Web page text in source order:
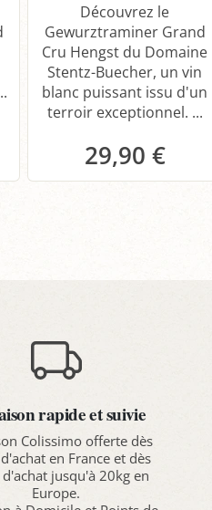
Découvrez le
Gewurztraminer Grand
Cru Hengst du Domaine
Stentz-Buecher, un vin
blanc puissant issu d'un
terroir exceptionnel. ...
29,90 €
rapide et suivie
Colissimo offerte dès
en France et dès
jusqu'à 20kg en
Europe.